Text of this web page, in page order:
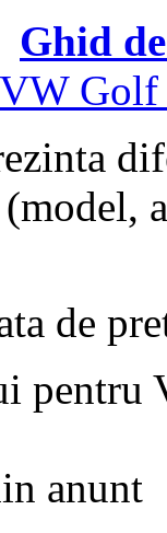
Ghid
Golf
de
pentru
anunt